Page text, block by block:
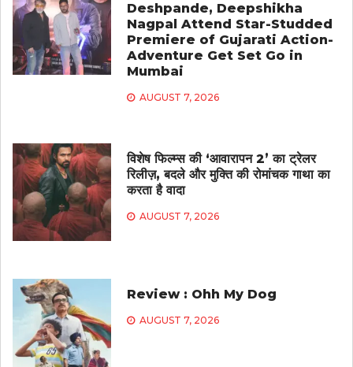
Deshpande, Deepshikha
Nagpal Attend Star-Studded
Premiere of Gujarati Action-
Adventure Get Set Go in
Mumbai
AUGUST 7, 2026
विशेष फिल्म्स की ‘आवारापन 2’ का ट्रेलर
रिलीज़, बदले और मुक्ति की रोमांचक गाथा का
करता है वादा
AUGUST 7, 2026
Review : Ohh My Dog
AUGUST 7, 2026